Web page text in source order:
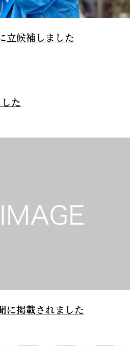
立候補しました
た
に掲載されました